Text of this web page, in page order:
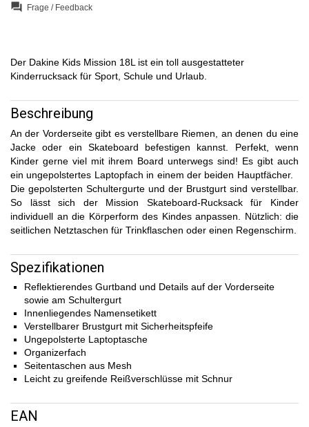
question_answer Frage / Feedback
Der Dakine Kids Mission 18L ist ein toll ausgestatteter
Kinderrucksack für Sport, Schule und Urlaub.
Beschreibung
An der Vorderseite gibt es verstellbare Riemen, an denen du eine
Jacke oder ein Skateboard befestigen kannst. Perfekt, wenn
Kinder gerne viel mit ihrem Board unterwegs sind! Es gibt auch
ein ungepolstertes Laptopfach in einem der beiden Hauptfächer.
Die gepolsterten Schultergurte und der Brustgurt sind verstellbar.
So lässt sich der Mission Skateboard-Rucksack für Kinder
individuell an die Körperform des Kindes anpassen. Nützlich: die
seitlichen Netztaschen für Trinkflaschen oder einen Regenschirm.
Spezifikationen
Reflektierendes Gurtband und Details auf der Vorderseite
sowie am Schultergurt
Innenliegendes Namensetikett
Verstellbarer Brustgurt mit Sicherheitspfeife
Ungepolsterte Laptoptasche
Organizerfach
Seitentaschen aus Mesh
Leicht zu greifende Reißverschlüsse mit Schnur
EAN